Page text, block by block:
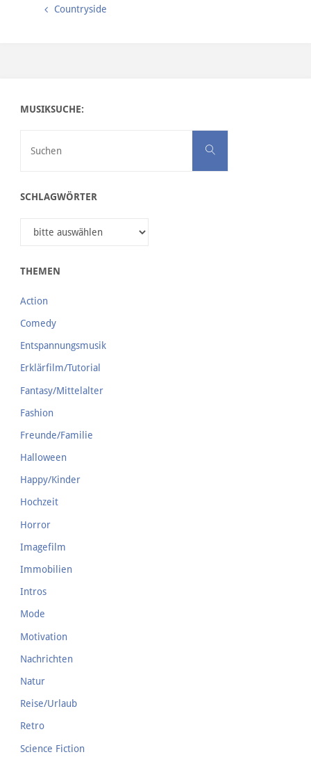
Countryside
MUSIKSUCHE:
Suchen
SCHLAGWÖRTER
THEMEN
Action
Comedy
Entspannungsmusik
Erklärfilm/Tutorial
Fantasy/Mittelalter
Fashion
Freunde/Familie
Halloween
Happy/Kinder
Hochzeit
Horror
Imagefilm
Immobilien
Intros
Mode
Motivation
Nachrichten
Natur
Reise/Urlaub
Retro
Science Fiction